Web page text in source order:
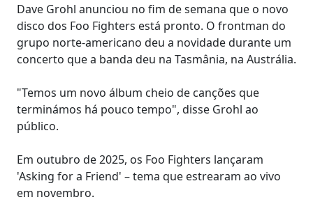
Dave Grohl anunciou no fim de semana que o novo
disco dos Foo Fighters está pronto. O frontman do
grupo norte-americano deu a novidade durante um
concerto que a banda deu na Tasmânia, na Austrália.
"Temos um novo álbum cheio de canções que
terminámos há pouco tempo", disse Grohl ao
público.
Em outubro de 2025, os Foo Fighters lançaram
'Asking for a Friend' – tema que estrearam ao vivo
em novembro.